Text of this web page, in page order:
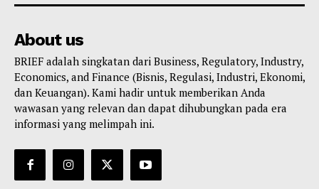
About us
BRIEF adalah singkatan dari Business, Regulatory, Industry,
Economics, and Finance (Bisnis, Regulasi, Industri, Ekonomi,
dan Keuangan). Kami hadir untuk memberikan Anda
wawasan yang relevan dan dapat dihubungkan pada era
informasi yang melimpah ini.